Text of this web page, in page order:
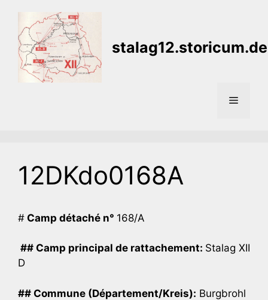
contenu
stalag12.storicum.de
Menu
12DKdo0168A
# Camp détaché n° 168/A
## Camp principal de rattachement: Stalag XII
D
## Commune (Département/Kreis): Burgbrohl